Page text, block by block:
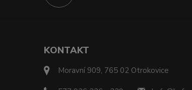
KONTAKT
Moravní 909, 765 02 Otrokovice